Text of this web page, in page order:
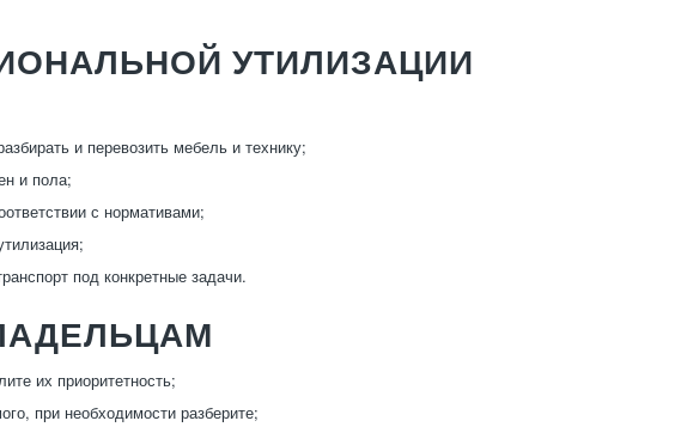
УТИЛИЗАЦИИ
и перевозить мебель и технику;
и пола;
с нормативами;
под конкретные задачи.
их приоритетность;
при необходимости разберите;